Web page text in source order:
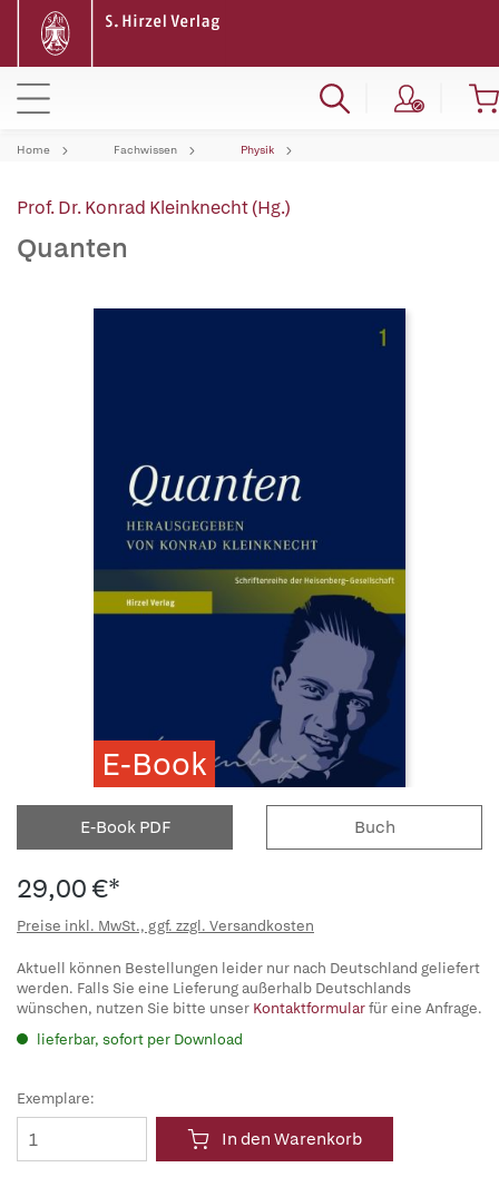
Home Fachwissen Physik
Prof. Dr. Konrad Kleinknecht (Hg.)
Quanten
E-Book
E-Book PDF Buch
29,00 €*
Preise inkl. MwSt., ggf. zzgl. Versandkosten
Aktuell können Bestellungen leider nur nach Deutschland geliefert
werden. Falls Sie eine Lieferung außerhalb Deutschlands
wünschen, nutzen Sie bitte unser Kontaktformularfür eine Anfrage.
lieferbar, sofort per Download
Exemplare:
In den Warenkorb